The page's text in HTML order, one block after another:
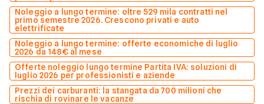
Noleggio a lungo termine: oltre 529 mila contratti nel
primo semestre 2026. Crescono privati e auto
elettrificate
Noleggio a lungo termine: offerte economiche di luglio
2026 da 148€ al mese
Offerte noleggio lungo termine Partita IVA: soluzioni di
luglio 2026 per professionisti e aziende
Prezzi dei carburanti: la stangata da 700 milioni che
rischia di rovinare le vacanze